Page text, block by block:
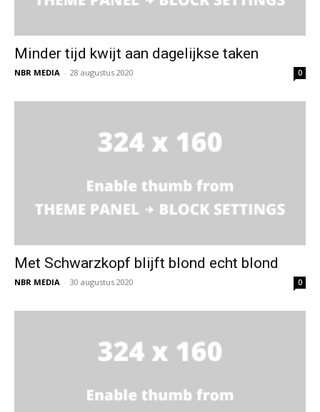
Minder tijd kwijt aan dagelijkse taken
NBR MEDIA - 28 augustus 2020 0
Met Schwarzkopf blijft blond echt blond
NBR MEDIA - 30 augustus 2020 0